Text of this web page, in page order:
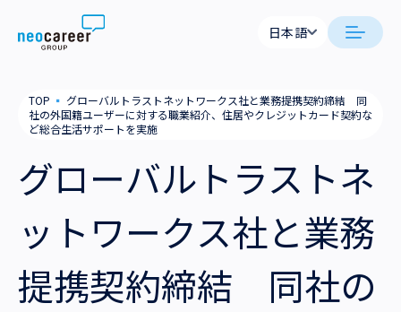
Skip to content
日本語
English
neocareer について
代表メッセージ
私たちの考え方
採用支援
就労支援
業務支援
企業情報
会社概要
役員一覧
ニュース
サステナビリティ
日本語
English
TOP ▪ グローバルトラストネットワークス社と業務提携契約締結 同
社の外国籍ユーザーに対する職業紹介、住居やクレジットカード契約な
ど総合生活サポートを実施
グローバルトラストネ
ットワークス社と業務
提携契約締結 同社の